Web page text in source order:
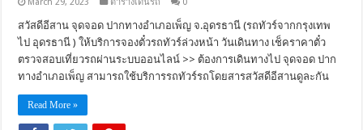
สวัสดีอีสาน จุดจอด ปากทางอำเภอเพ็ญ จ.อุดรธานี (รถทัวร์จากกรุงเทพ
ไป อุดรธานี ) ให้บริการจองตั๋วรถทัวร์ล่วงหน้า วันเดินทาง เช็คราคาตั๋ว
ตรวจสอบเที่ยวรถผ่านระบบออนไลน์ >> ต้องการเดินทางไป จุดจอด ปาก
ทางอำเภอเพ็ญ สามารถใช้บริการรถทัวร์รถโดยสารสวัสดีอีสานดูละกัน
Read More »